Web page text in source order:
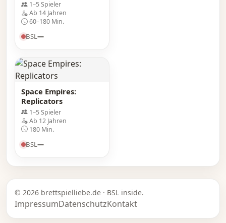
1–5 Spieler
Ab 14 Jahren
60–180 Min.
BSL—
Space Empires:
Replicators
1–5 Spieler
Ab 12 Jahren
180 Min.
BSL—
© 2026 brettspielliebe.de · BSL inside.
ImpressumDatenschutzKontakt